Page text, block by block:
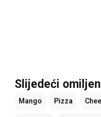
Slijedeći
Mango Pizza